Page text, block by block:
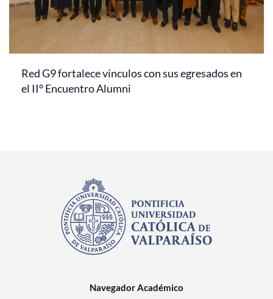
Red G9 fortalece vínculos con sus egresados en
el II° Encuentro Alumni
Navegador Académico